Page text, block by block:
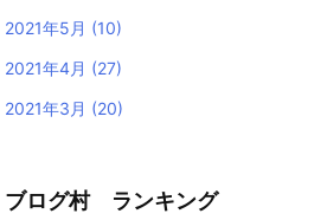
2021年5月 (10)
2021年4月 (27)
2021年3月 (20)
ブログ村 ランキング